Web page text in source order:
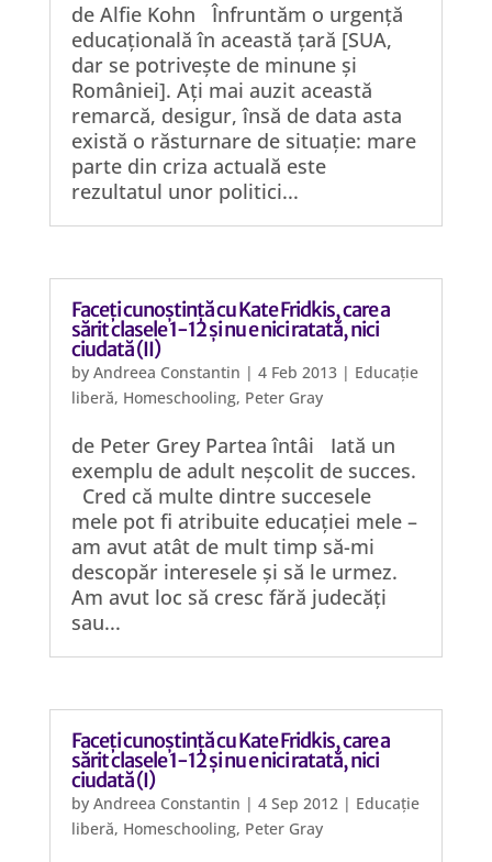
de Alfie Kohn Înfruntăm o urgență
educațională în această țară [SUA,
dar se potrivește de minune și
României]. Ați mai auzit această
remarcă, desigur, însă de data asta
există o răsturnare de situație: mare
parte din criza actuală este
rezultatul unor politici...
Faceți cunoștință cu Kate Fridkis, care a
sărit clasele 1-12 și nu e nici ratată, nici
ciudată (II)
by Andreea Constantin | 4 Feb 2013| Educație
liberă, Homeschooling, Peter Gray
de Peter Grey Partea întâi Iată un
exemplu de adult neșcolit de succes.
Cred că multe dintre succesele
mele pot fi atribuite educației mele –
am avut atât de mult timp să-mi
descopăr interesele și să le urmez.
Am avut loc să cresc fără judecăți
sau...
Faceți cunoștință cu Kate Fridkis, care a
sărit clasele 1-12 și nu e nici ratată, nici
ciudată (I)
by Andreea Constantin | 4 Sep 2012| Educație
liberă, Homeschooling, Peter Gray